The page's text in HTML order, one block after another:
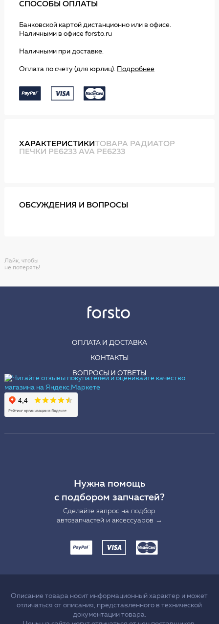
СПОСОБЫ ОПЛАТЫ
Банковской картой дистанционно или в офисе.
Наличными в офисе forsto.ru
Наличными при доставке.
Оплата по счету (для юрлиц). Подробнее
ХАРАКТЕРИСТИКИТОВАРА РАДИАТОР
ПЕЧКИ PE6233 AVA PE6233
ОБСУЖДЕНИЯ И ВОПРОСЫ
Лайк, чтобы
не потерять!
ОПЛАТА И ДОСТАВКА
КОНТАКТЫ
ВОПРОСЫ И ОТВЕТЫ
Нужна помощь
с подбором запчастей?
Сделайте запрос на подбор
автозапчастей и аксессуаров →
Описание товара носит информационный характер и может
отличаться от описания, представленного в технической
документации товара.